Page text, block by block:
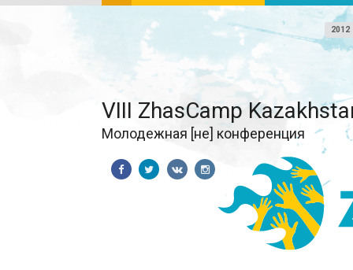
2012
VIII ZhasCamp
Молодежная [не] конференция